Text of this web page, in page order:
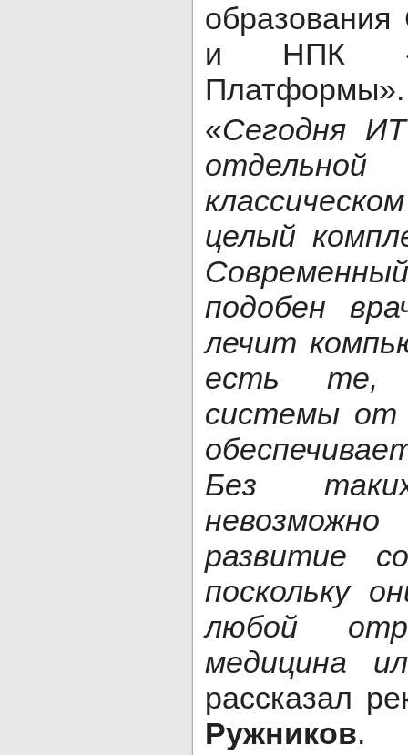
образования
и НПК
Платформы».
«Сегодня
целый
подобен
лечит
есть те,
системы от
Без
развитие
поскольку
любой
медицина
рассказал
Ружников.